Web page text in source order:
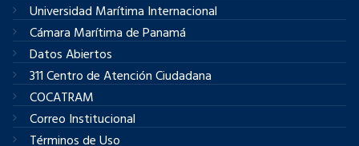
Universidad Marítima Internacional
Cámara Marítima de Panamá
Datos Abiertos
311 Centro de Atención Ciudadana
COCATRAM
Correo Institucional
Términos de Uso